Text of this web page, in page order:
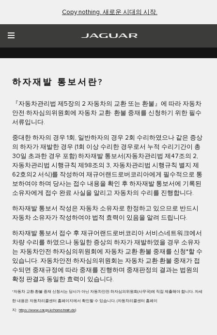
Copy nothing. 새로운 시대의 시작.
하자재발 통보서 안내
하자재발 통보서란?
『자동차관리법 제5장의 2 자동차의 교환 또는 환불』에 따라 자동차
안전·하자심의위원회에 자동차 교환· 환불 중재를 신청하기 위한 필수
서류입니다.
중대한 하자의 경우 1회, 일반하자의 경우 2회 수리하였으나 같은 증상
의 하자가 재발한 경우 (1회 이상 수리한 경우로서 누적 수리기간이 총
30일 초과한 경우 포함) 하자재발 통보서(자동차관리법 제47조의 2,
자동차관리법 시행규칙 제98조의 3, 자동차관리법 시행규칙 별지 제
62호의2 서식)를 작성하여 재규어랜드로버코리아에게 필수적으로 통
보하여야 하며 당사는 접수 내용을 확인 후 하자재발 통보서에 기록된
소유자에게 접수 완료 사실을 알리고 자동차의 수리를 진행합니다.
하자재발 통보서 작성은 자동차 소유자로 한정하고 있으므로 반드시
자동차 소유자가 작성하여야 법적 효력이 있음을 알려 드립니다.
하자재발 통보서 접수 후 재규어랜드로버코리아 서비스네트워크에서
차량 수리를 하였으나 동일한 증상의 하자가 재발하였을 경우 소유자
는 자동차안전·하자심의위원회에 자동차 교환·환불 중재를 신청*할 수
있습니다. 자동차안전·하자심의위원회는 자동차 교환·환불 중재가 접
수되면 중재규정에 따라 중재를 진행하며 중재판정의 결과는 법원의
확정 판결과 동일한 효력이 있습니다.
*자동차 교환·환불 중재 신청서는 당사가 아닌 자동차안전·하자심의위원회(사무국)에 직접 제출해야 합니다. 자세
한 내용은 자동차리콜센터 홈페이지에서 확인할 수 있습니다. (자동차리콜센터 홈페이
지: https://www.car.go.kr/home/main.do)